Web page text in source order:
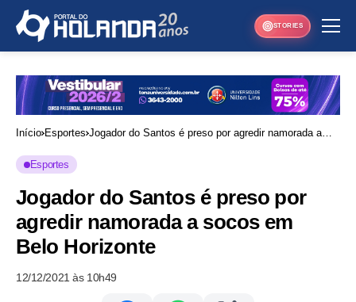
STORIES
Início Esportes Jogador do Santos é preso por agredir namorada a
Esportes
Jogador do Santos é preso por
agredir namorada a socos em
Belo Horizonte
12/12/2021 às 10h49